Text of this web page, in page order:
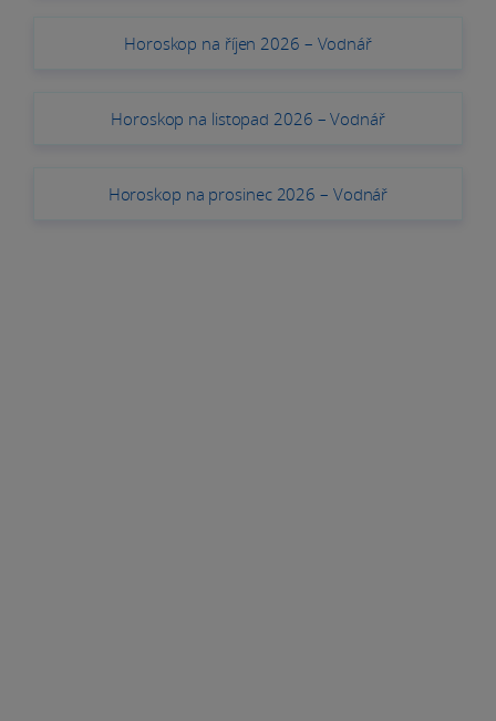
Horoskop na říjen 2026 – Vodnář
Horoskop na listopad 2026 – Vodnář
Horoskop na prosinec 2026 – Vodnář